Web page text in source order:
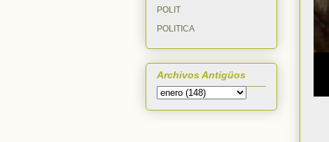
POLIT
POLITICA
Archivos Antigüos